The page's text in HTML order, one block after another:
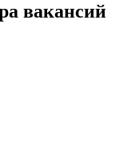
вакансий